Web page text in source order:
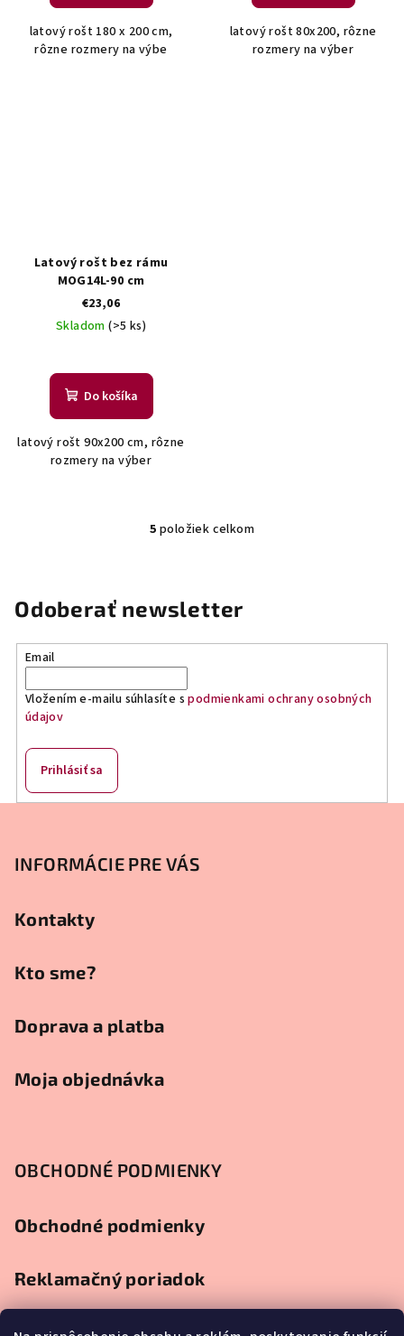
latový rošt 180 x 200 cm,
rôzne rozmery na výbe
latový rošt 80x200, rôzne
rozmery na výber
Latový rošt bez rámu
MOG14L-90 cm
€23,06
Skladom(>5 ks)
Do košíka
latový rošt 90x200 cm, rôzne
rozmery na výber
O
á
d
a
e
y
5 položiek celkom
Odoberať newsletter
Email
Vložením e-mailu súhlasíte spodmienkami ochrany osobných
údajov
Prihlásiť sa
INFORMÁCIE PRE VÁS
Kontakty
Kto sme?
Doprava a platba
Moja objednávka
OBCHODNÉ PODMIENKY
Obchodné podmienky
Reklamačný poriadok